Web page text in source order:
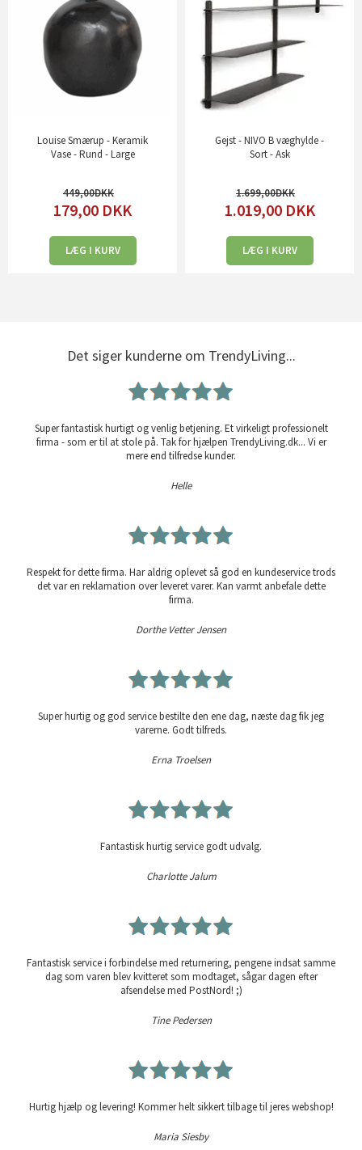
Louise Smærup - Keramik
Vase - Rund - Large
449,00
179,00 DKK
LÆG I KURV
Gejst - NIVO B væghylde -
Sort - Ask
1.699,00
1.019,00 DKK
LÆG I KURV
Det siger kunderne om TrendyLiving...
Super fantastisk hurtigt og venlig betjening. Et virkeligt professionelt
firma - som er til at stole på. Tak for hjælpen TrendyLiving.dk... Vi er
mere end tilfredse kunder.
Helle
Respekt for dette firma. Har aldrig oplevet så god en kundeservice trods
det var en reklamation over leveret varer. Kan varmt anbefale dette
firma.
Dorthe Vetter Jensen
Super hurtig og god service bestilte den ene dag, næste dag fik jeg
varerne. Godt tilfreds.
Erna Troelsen
Fantastisk hurtig service godt udvalg.
Charlotte Jalum
Fantastisk service i forbindelse med returnering, pengene indsat samme
dag som varen blev kvitteret som modtaget, sågar dagen efter
afsendelse med PostNord! ;)
Tine Pedersen
Hurtig hjælp og levering! Kommer helt sikkert tilbage til jeres webshop!
Maria Siesby